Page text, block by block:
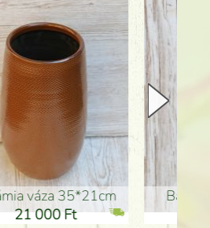
ballagó fiú fa betűző
1 300 Ft